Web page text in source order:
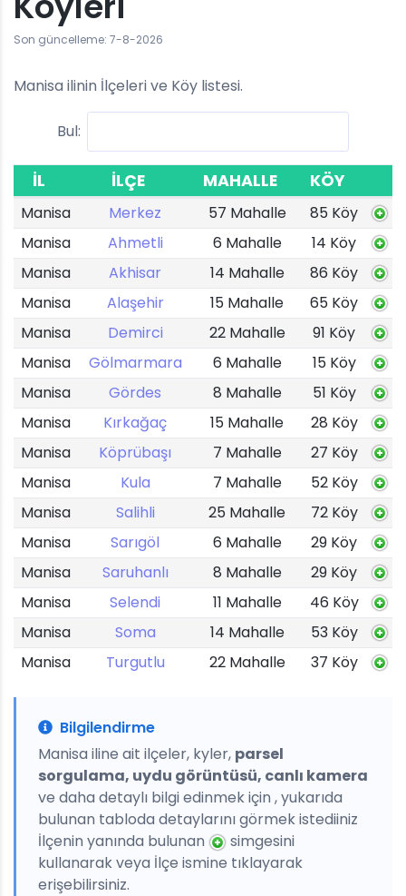
Son güncelleme: 7-8-2026
Manisa ilinin İlçeleri ve Köy listesi.
Bul:
İL İLÇE MAHALLE KÖY
Manisa Merkez 57 Mahalle
85 Köy
Manisa
Ahmetli 6 Mahalle
14 Köy
Manisa
Akhisar 14 Mahalle
86 Köy
Manisa
Alaşehir 15 Mahalle
65 Köy
Manisa
Demirci 22 Mahalle
91 Köy
Manisa
Gölmarmara 6 Mahalle
15 Köy
Manisa
Gördes 8 Mahalle
51 Köy
Manisa
Kırkağaç 15 Mahalle
28 Köy
Manisa
Köprübaşı 7 Mahalle
27 Köy
Manisa
Kula 7 Mahalle
52 Köy
Manisa
Salihli 25 Mahalle
72 Köy
Manisa
Sarıgöl 6 Mahalle
29 Köy
Manisa
Saruhanlı 8 Mahalle
29 Köy
Manisa
Selendi 11 Mahalle
46 Köy
Manisa
Soma 14 Mahalle
53 Köy
Manisa
Turgutlu 22 Mahalle 37 Köy
Bilgilendirme
Manisa iline ait ilçeler, kyler, parsel
sorgulama, uydu görüntüsü, canlı kamera
ve daha detaylı bilgi edinmek için , yukarıda
bulunan tabloda detaylarını görmek istediiniz
İlçenin yanında bulunan
simgesini
kullanarak veya İlçe ismine tıklayarak
erişebilirsiniz.